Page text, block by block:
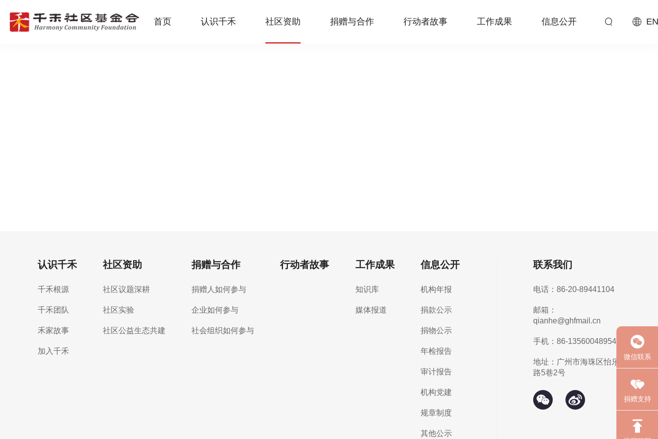
首页 认识千禾 社区资助 捐赠与合作 行动者故事 工作成果 信息公开
认识千禾
千禾根源
千禾团队
禾家故事
加入千禾
社区资助
社区议题深耕
社区实验
社区公益生态共建
捐赠与合作
捐赠人如何参与
企业如何参与
社会组织如何参与
行动者故事 工作成果
知识库
媒体报道
信息公开
机构年报
捐款公示
捐物公示
年检报告
审计报告
机构党建
规章制度
其他公示
联系我们
电话：86-20-89441104
邮箱：
qianhe@ghfmail.cn
手机：86-13560048954
地址：广州市海珠区怡乐
路5巷2号
微信联系
捐赠支持